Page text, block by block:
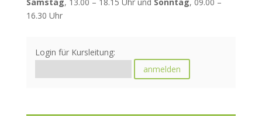
16.30 Uhr
Login für Kursleitung: